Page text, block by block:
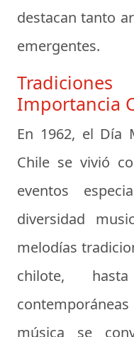
destacan tanto
emergentes.
Importancia
En 1962, el Día
Chile se vivió
eventos
diversidad
melodías
chilote,
música se